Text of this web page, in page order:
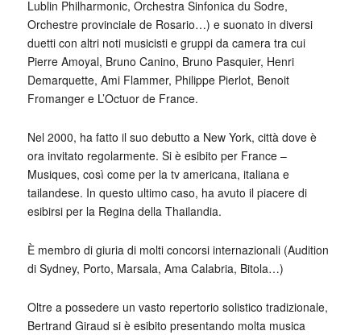
Lublin Philharmonic, Orchestra Sinfonica du Sodre,
Orchestre provinciale de Rosario…) e suonato in diversi
duetti con altri noti musicisti e gruppi da camera tra cui
Pierre Amoyal, Bruno Canino, Bruno Pasquier, Henri
Demarquette, Ami Flammer, Philippe Pierlot, Benoit
Fromanger e L’Octuor de France.
Nel 2000, ha fatto il suo debutto a New York, città dove è
ora invitato regolarmente. Si è esibito per France –
Musiques, così come per la tv americana, italiana e
tailandese. In questo ultimo caso, ha avuto il piacere di
esibirsi per la Regina della Thailandia.
È membro di giuria di molti concorsi internazionali (Audition
di Sydney, Porto, Marsala, Ama Calabria, Bitola…)
Oltre a possedere un vasto repertorio solistico tradizionale,
Bertrand Giraud si è esibito presentando molta musica